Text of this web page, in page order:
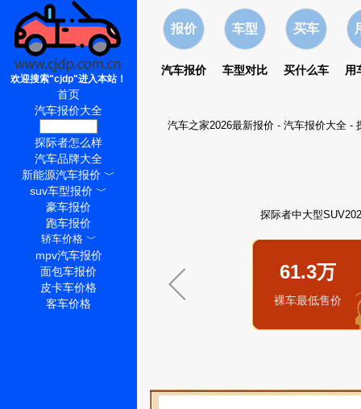
报价
汽车报价
车型
车型对比
买车
买什么车 用
汽车之家2026最新报价- 汽车报价大全-
探际者中大型
61.3万
裸车最低售价
欢迎搜索"cjdp"进入本站！
首页
汽车报价大全
探际者怎么样
汽车品牌大全
新能源汽车报价 ﹀
suv车型报价 ﹀
豪车报价
跑车报价
轿车价格﹀
mpv汽车报价
面包车报价
皮卡车价格
客车价格